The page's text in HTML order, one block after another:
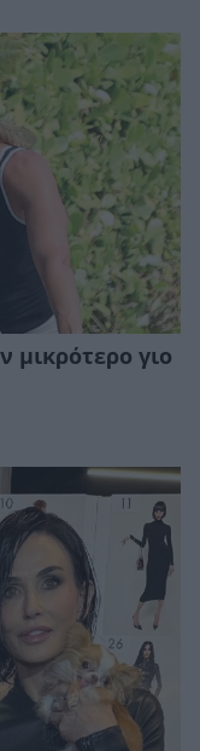
μικρότερο γιο